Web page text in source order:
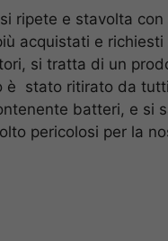
ripete e stavolta con
acquistati e richiesti
si tratta di un
è stato ritirato da
batteri, e si
pericolosi per la